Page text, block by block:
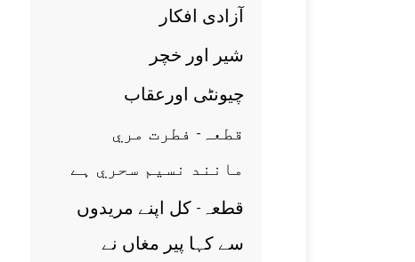
آزادی افکار
شير اور خچر
چيونٹی اورعقاب
قطعہ- فطرت مري
مانند نسيم سحري ہے
قطعہ- کل اپنے مريدوں
سے کہا پير مغاں نے